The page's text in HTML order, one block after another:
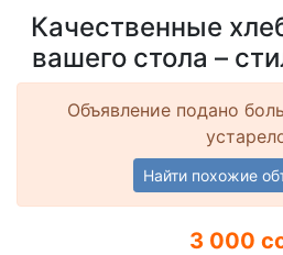
Качественные
вашего стола –
Объявление подано
Найти похожие
3 000